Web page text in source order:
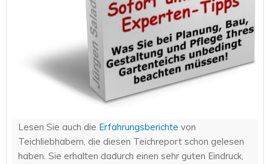
Lesen Sie auch die Erfahrungsberichte von
Teichliebhabern, die diesen Teichreport schon gelesen
haben. Sie erhalten dadurch einen sehr guten Eindruck,